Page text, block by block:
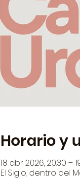
Horario y
18 abr 2026, 20:30 –
El Siglo, dentro del